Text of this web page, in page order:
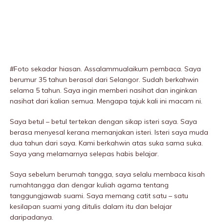
#Foto sekadar hiasan. Assalammualaikum pembaca. Saya
berumur 35 tahun berasal dari Selangor. Sudah berkahwin
selama 5 tahun. Saya ingin memberi nasihat dan inginkan
nasihat dari kalian semua. Mengapa tajuk kali ini macam ni.
Saya betul – betul tertekan dengan sikap isteri saya. Saya
berasa menyesal kerana memanjakan isteri. Isteri saya muda
dua tahun dari saya. Kami berkahwin atas suka sama suka.
Saya yang melamarnya selepas habis belajar.
Saya sebelum berumah tangga, saya selalu membaca kisah
rumahtangga dan dengar kuliah agama tentang
tanggungjawab suami. Saya memang catit satu – satu
kesiIapan suami yang ditulis dalam itu dan belajar
daripadanya.